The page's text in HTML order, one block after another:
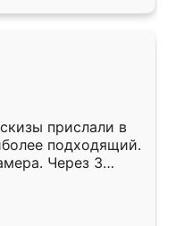
прислали в
подходящий.
Через 3
Остались
Ренессанс